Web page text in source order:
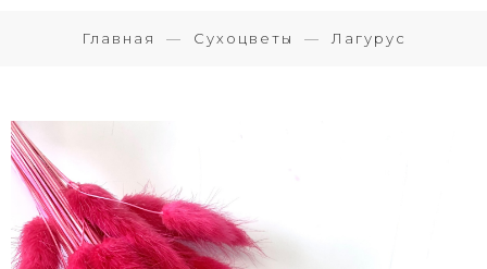
Главная Сухоцветы Лагурус